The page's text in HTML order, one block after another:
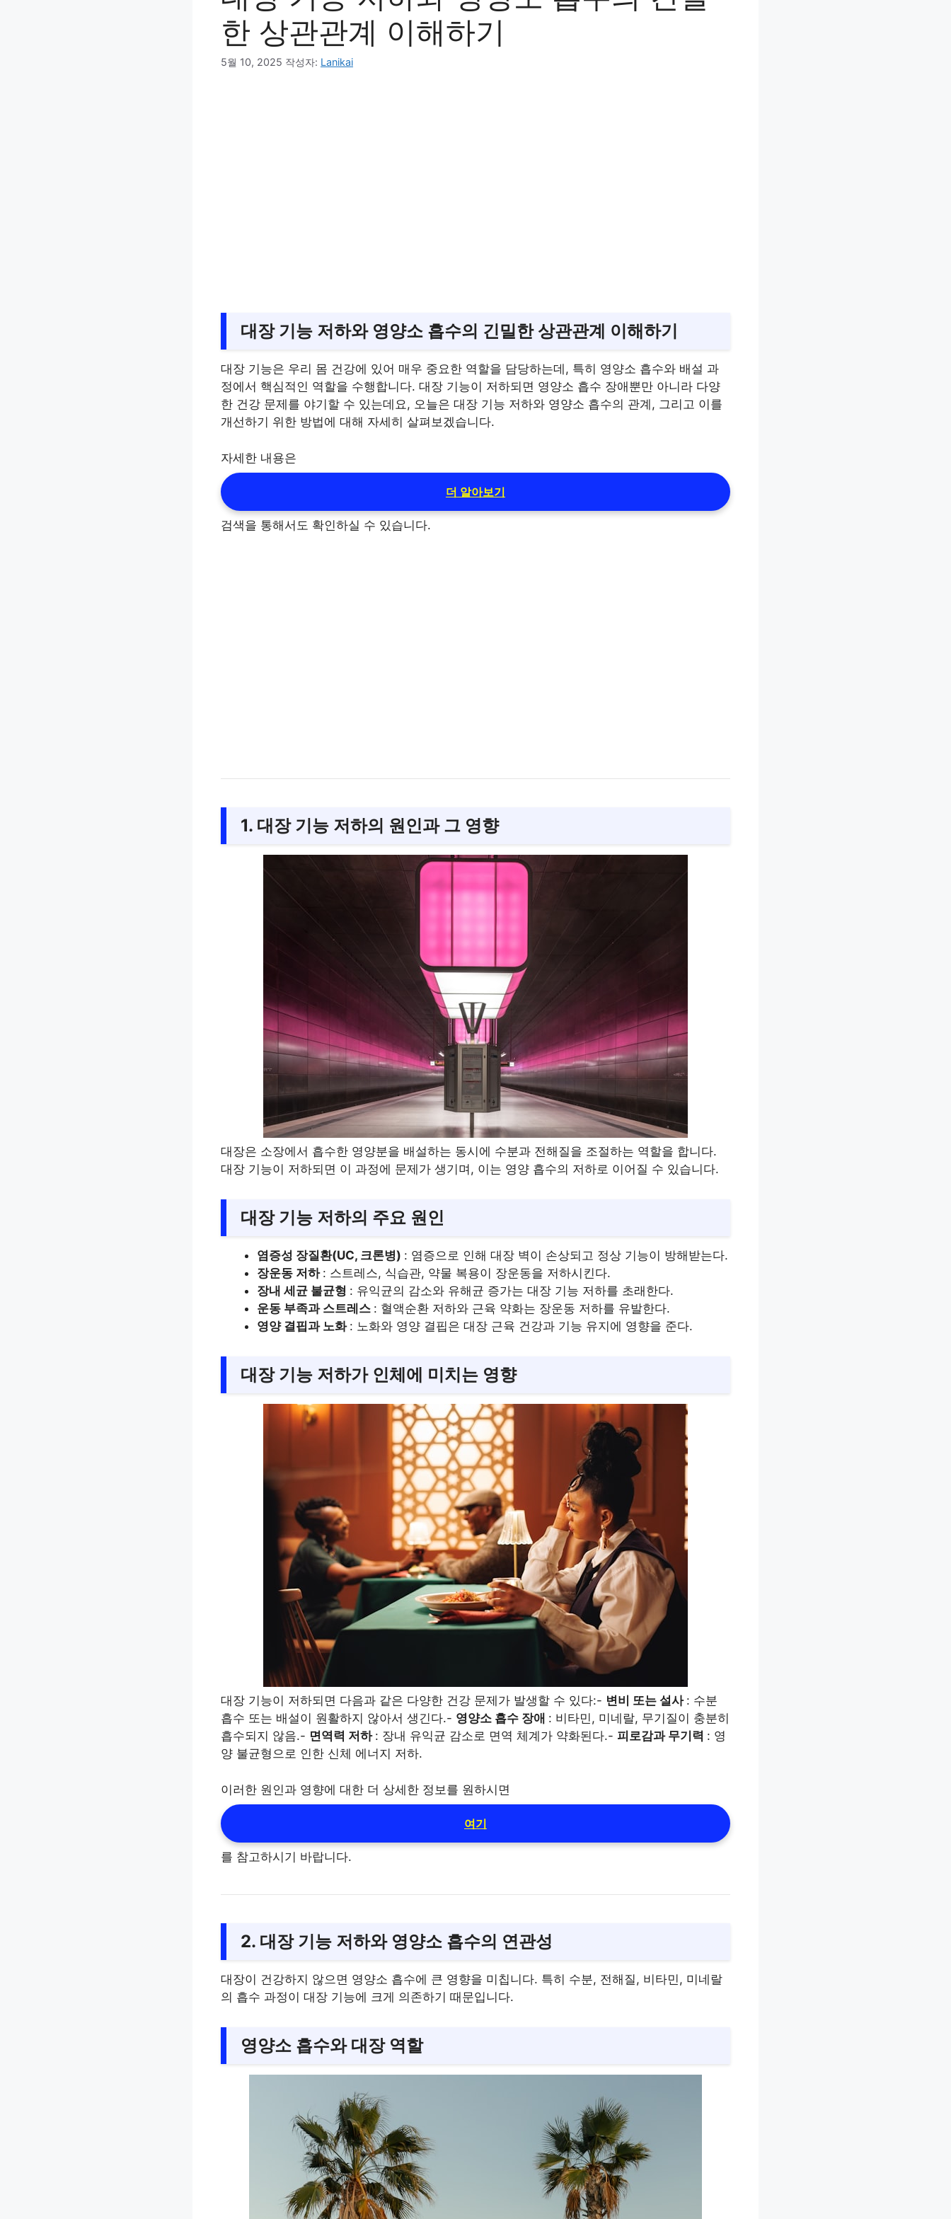
한 상관관계 이해하기
5월 10, 2025 작성자: Lanikai
대장 기능 저하와 영양소 흡수의 긴밀한 상관관계 이해하기
대장 기능은 우리 몸 건강에 있어 매우 중요한 역할을 담당하는데, 특히 영양소 흡수와 배설 과
정에서 핵심적인 역할을 수행합니다. 대장 기능이 저하되면 영양소 흡수 장애뿐만 아니라 다양
한 건강 문제를 야기할 수 있는데요, 오늘은 대장 기능 저하와 영양소 흡수의 관계, 그리고 이를
개선하기 위한 방법에 대해 자세히 살펴보겠습니다.
자세한 내용은
더 알아보기
검색을 통해서도 확인하실 수 있습니다.
1. 대장 기능 저하의 원인과 그 영향
대장은 소장에서 흡수한 영양분을 배설하는 동시에 수분과 전해질을 조절하는 역할을 합니다.
대장 기능이 저하되면 이 과정에 문제가 생기며, 이는 영양 흡수의 저하로 이어질 수 있습니다.
대장 기능 저하의 주요 원인
염증성 장질환(UC, 크론병) : 염증으로 인해 대장 벽이 손상되고 정상 기능이 방해받는다.
장운동 저하 : 스트레스, 식습관, 약물 복용이 장운동을 저하시킨다.
장내 세균 불균형 : 유익균의 감소와 유해균 증가는 대장 기능 저하를 초래한다.
운동 부족과 스트레스 : 혈액순환 저하와 근육 약화는 장운동 저하를 유발한다.
영양 결핍과 노화 : 노화와 영양 결핍은 대장 근육 건강과 기능 유지에 영향을 준다.
대장 기능 저하가 인체에 미치는 영향
대장 기능이 저하되면 다음과 같은 다양한 건강 문제가 발생할 수 있다:- 변비 또는 설사 : 수분
흡수 또는 배설이 원활하지 않아서 생긴다.- 영양소 흡수 장애 : 비타민, 미네랄, 무기질이 충분히
흡수되지 않음.- 면역력 저하 : 장내 유익균 감소로 면역 체계가 약화된다.- 피로감과 무기력 : 영
양 불균형으로 인한 신체 에너지 저하.
이러한 원인과 영향에 대한 더 상세한 정보를 원하시면
여기
를 참고하시기 바랍니다.
2. 대장 기능 저하와 영양소 흡수의 연관성
대장이 건강하지 않으면 영양소 흡수에 큰 영향을 미칩니다. 특히 수분, 전해질, 비타민, 미네랄
의 흡수 과정이 대장 기능에 크게 의존하기 때문입니다.
영양소 흡수와 대장 역할